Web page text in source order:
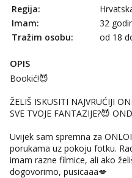
Regija:
Imam:
32
Tražim osobu:
od 18
OPIS
Bookić!😈
ŽELIŠ ISKUSITI NAJVRUĆIJI
SVE TVOJE FANTAZIJE?😈
Uvijek sam spremna za
porukama uz pokoju fotku.
imam razne filmice, ali ako
dogovorimo, pusicaaa💋